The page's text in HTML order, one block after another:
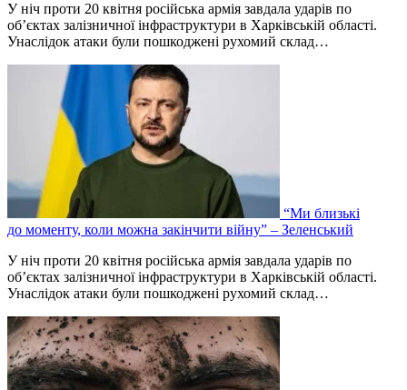
У ніч проти 20 квітня російська армія завдала ударів по
об’єктах залізничної інфраструктури в Харківській області.
Унаслідок атаки були пошкоджені рухомий склад…
“Ми близькі
до моменту, коли можна закінчити війну” – Зеленський
У ніч проти 20 квітня російська армія завдала ударів по
об’єктах залізничної інфраструктури в Харківській області.
Унаслідок атаки були пошкоджені рухомий склад…